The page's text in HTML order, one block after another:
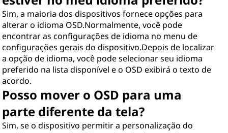
Sim, a maioria dos dispositivos fornece opções para
alterar o idioma OSD.Normalmente, você pode
encontrar as configurações de idioma no menu de
configurações gerais do dispositivo.Depois de localizar
a opção de idioma, você pode selecionar seu idioma
preferido na lista disponível e o OSD exibirá o texto de
acordo.
Posso mover o OSD para uma
parte diferente da tela?
Sim, se o dispositivo permitir a personalização do